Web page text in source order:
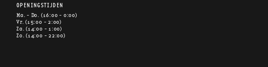
OPENINGSTIJDEN
Ma. - Do. (16:00 - 0:00)
Vr. (15:00 - 2:00)
Za. (14:00 - 1:00)
Zo. (14:00 - 22:00)